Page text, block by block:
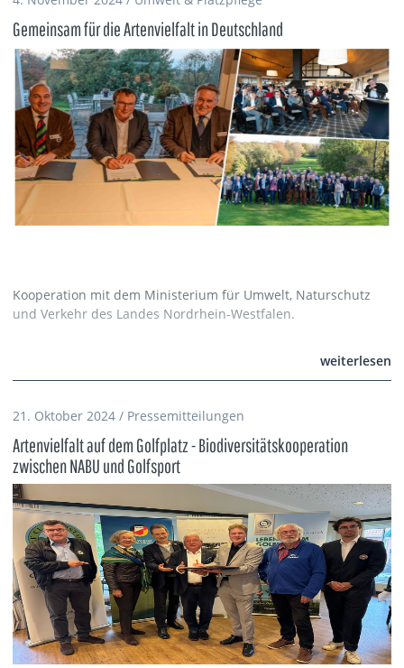
Gemeinsam für die Artenvielfalt in Deutschland
Kooperation mit dem Ministerium für Umwelt, Naturschutz
und Verkehr des Landes Nordrhein-Westfalen.
weiterlesen
21. Oktober 2024 / Pressemitteilungen
Artenvielfalt auf dem Golfplatz - Biodiversitätskooperation
zwischen NABU und Golfsport